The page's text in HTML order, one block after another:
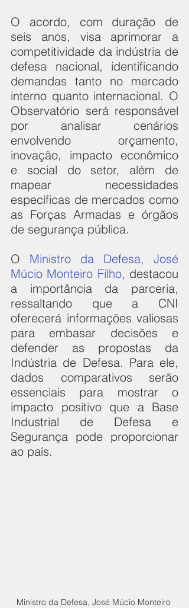
O acordo, com duração de
seis anos, visa aprimorar a
competitividade da indústria de
defesa nacional, identificando
demandas tanto no mercado
interno quanto internacional. O
Observatório será responsável
por analisar cenários
envolvendo orçamento,
inovação, impacto econômico
e social do setor, além de
mapear necessidades
específicas de mercados como
as Forças Armadas e órgãos
de segurança pública.
O Ministro da Defesa, José
Múcio Monteiro Filho, destacou
a importância da parceria,
ressaltando que a CNI
oferecerá informações valiosas
para embasar decisões e
defender as propostas da
Indústria de Defesa. Para ele,
dados comparativos serão
essenciais para mostrar o
impacto positivo que a Base
Industrial de Defesa e
Segurança pode proporcionar
ao país.
Ministro da Defesa, José Múcio Monteiro